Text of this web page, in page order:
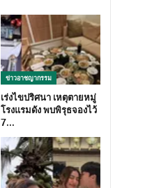
ข่าวอาชญากรรม
เร่งไขปริศนา เหตุตายหมู่
โรงแรมดัง พบพิรุธจองไว้
7…